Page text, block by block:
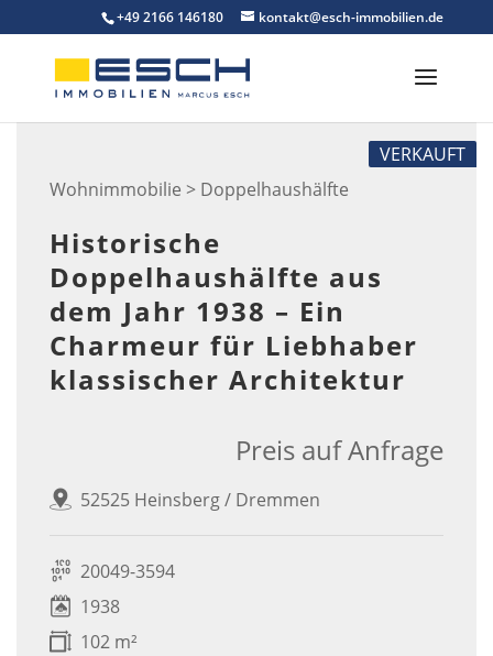
to
content
+49 2166 146180 kontakt@esch-immobilien.de
Wohnimmobilie > Doppelhaushälfte
VERKAUFT
Historische
Doppelhaushälfte aus
dem Jahr 1938 – Ein
Charmeur für Liebhaber
klassischer Architektur
52525 Heinsberg / Dremmen
Preis auf Anfrage
20049-3594
1938
102 m²